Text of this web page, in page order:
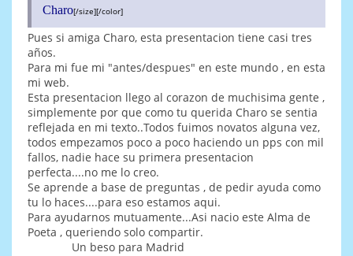
Charo[/size][/color]
Pues si amiga Charo, esta presentacion tiene casi tres
años.
Para mi fue mi "antes/despues" en este mundo , en esta
mi web.
Esta presentacion llego al corazon de muchisima gente ,
simplemente por que como tu querida Charo se sentia
reflejada en mi texto..Todos fuimos novatos alguna vez,
todos empezamos poco a poco haciendo un pps con mil
fallos, nadie hace su primera presentacion
perfecta....no me lo creo.
Se aprende a base de preguntas , de pedir ayuda como
tu lo haces....para eso estamos aqui.
Para ayudarnos mutuamente...Asi nacio este Alma de
Poeta , queriendo solo compartir.
Un beso para Madrid